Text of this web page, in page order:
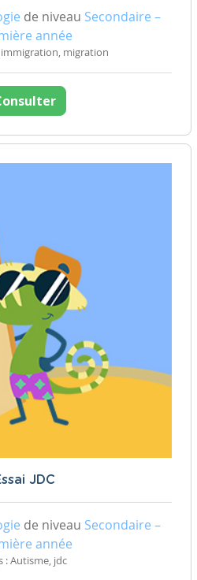
de niveau Secondaire –
année
immigration, migration
JDC
de niveau Secondaire –
année
: Autisme, jdc